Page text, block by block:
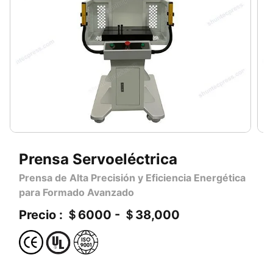
Prensa Servoeléctrica
Prensa de Alta Precisión y Eficiencia Energética
para Formado Avanzado
Precio : ＄6000 - ＄38,000